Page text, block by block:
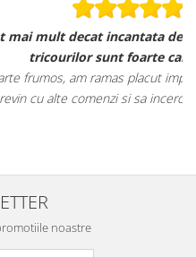
de ele, materialele
foarte calitative,
placut impresionata, abia astept
si sa incerc si alte produse.
noastre